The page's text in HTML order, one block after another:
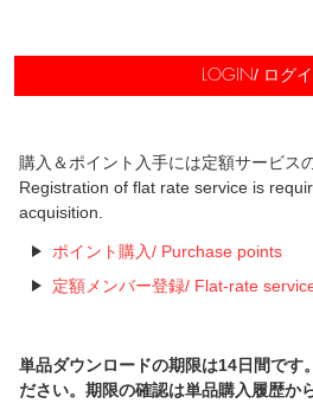
LOGIN/ ログ
購入＆ポイント入手には定額サービス
Registration of flat rate service is
acquisition.
ポイント購入/ Purchase points
定額メンバー登録/ Flat-rate
単品ダウンロードの期限は14日間です
ださい。期限の確認は単品購入履歴か